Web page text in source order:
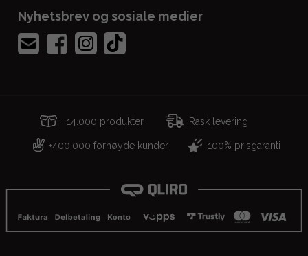
Nyhetsbrev og sosiale medier
+14.000 produkter Rask levering
+400.000 fornøyde kunder 100% prisgaranti